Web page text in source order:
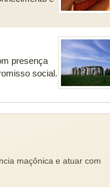
presença
social.
maçônica e atuar com